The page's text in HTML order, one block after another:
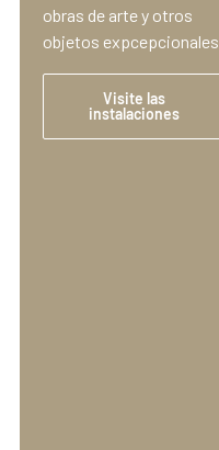
obras de arte y otros
objetos expcepcionales.
Visite las
instalaciones